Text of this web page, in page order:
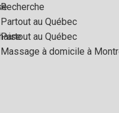
Recherche
Partout au Québec
Partout au Québec
Massage à domicile à